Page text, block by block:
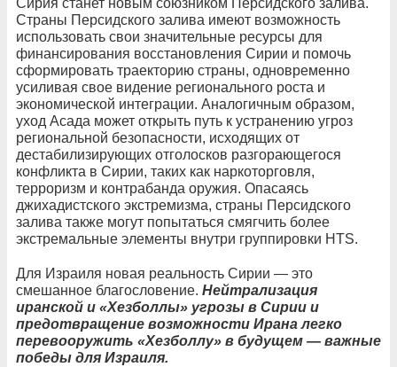
Сирия станет новым союзником Персидского залива.
Страны Персидского залива имеют возможность
использовать свои значительные ресурсы для
финансирования восстановления Сирии и помочь
сформировать траекторию страны, одновременно
усиливая свое видение регионального роста и
экономической интеграции. Аналогичным образом,
уход Асада может открыть путь к устранению угроз
региональной безопасности, исходящих от
дестабилизирующих отголосков разгорающегося
конфликта в Сирии, таких как наркоторговля,
терроризм и контрабанда оружия. Опасаясь
джихадистского экстремизма, страны Персидского
залива также могут попытаться смягчить более
экстремальные элементы внутри группировки HTS.
Для Израиля новая реальность Сирии — это
смешанное благословение. Нейтрализация
иранской и «Хезболлы» угрозы в Сирии и
предотвращение возможности Ирана легко
перевооружить «Хезболлу» в будущем — важные
победы для Израиля.